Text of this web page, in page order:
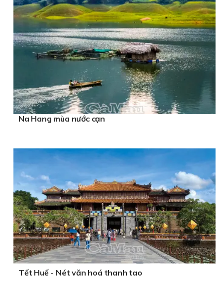
Na Hang mùa nước cạn
Tết Huế - Nét văn hoá thanh tao